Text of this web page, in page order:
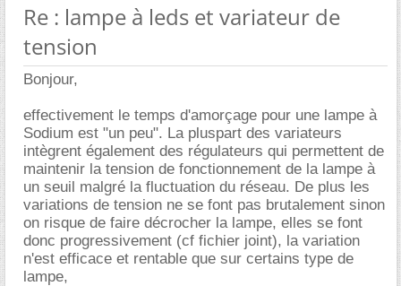
Re : lampe à leds et variateur de
tension
Bonjour,
effectivement le temps d'amorçage pour une lampe à
Sodium est "un peu". La pluspart des variateurs
intègrent également des régulateurs qui permettent de
maintenir la tension de fonctionnement de la lampe à
un seuil malgré la fluctuation du réseau. De plus les
variations de tension ne se font pas brutalement sinon
on risque de faire décrocher la lampe, elles se font
donc progressivement (cf fichier joint), la variation
n'est efficace et rentable que sur certains type de
lampe,